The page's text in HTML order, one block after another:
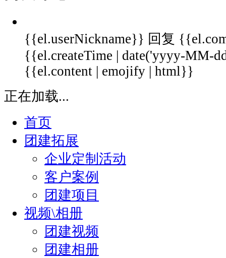
{{el.userNickname}} 回复
{{el.createTime | date('yyyy-MM-
{{el.content | emojify | html}}
正在加载...
首页
团建拓展
企业定制活动
客户案例
团建项目
视频\相册
团建视频
团建相册